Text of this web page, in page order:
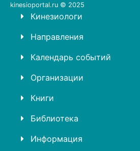
kinesioportal.ru © 2025
Кинезиологи
Направления
Календарь событий
Организации
Книги
Библиотека
Информация